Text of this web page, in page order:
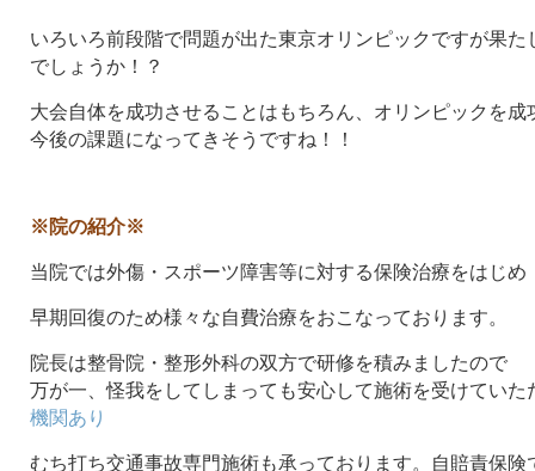
いろいろ前段階で問題が出た東京オリンピックですが果た
でしょうか！？
大会自体を成功させることはもちろん、オリンピックを成
今後の課題になってきそうですね！！
※院の紹介※
当院では外傷・スポーツ障害等に対する保険治療をはじめ
早期回復のため様々な自費治療をおこなっております。
院長は整骨院・整形外科の双方で研修を積みましたので
万が一、怪我をしてしまっても安心して施術を受けていた
機関あり
むち打ち交通事故専門施術も承っております。自賠責保険